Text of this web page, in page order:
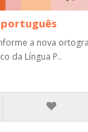
a nova
da Língua P..